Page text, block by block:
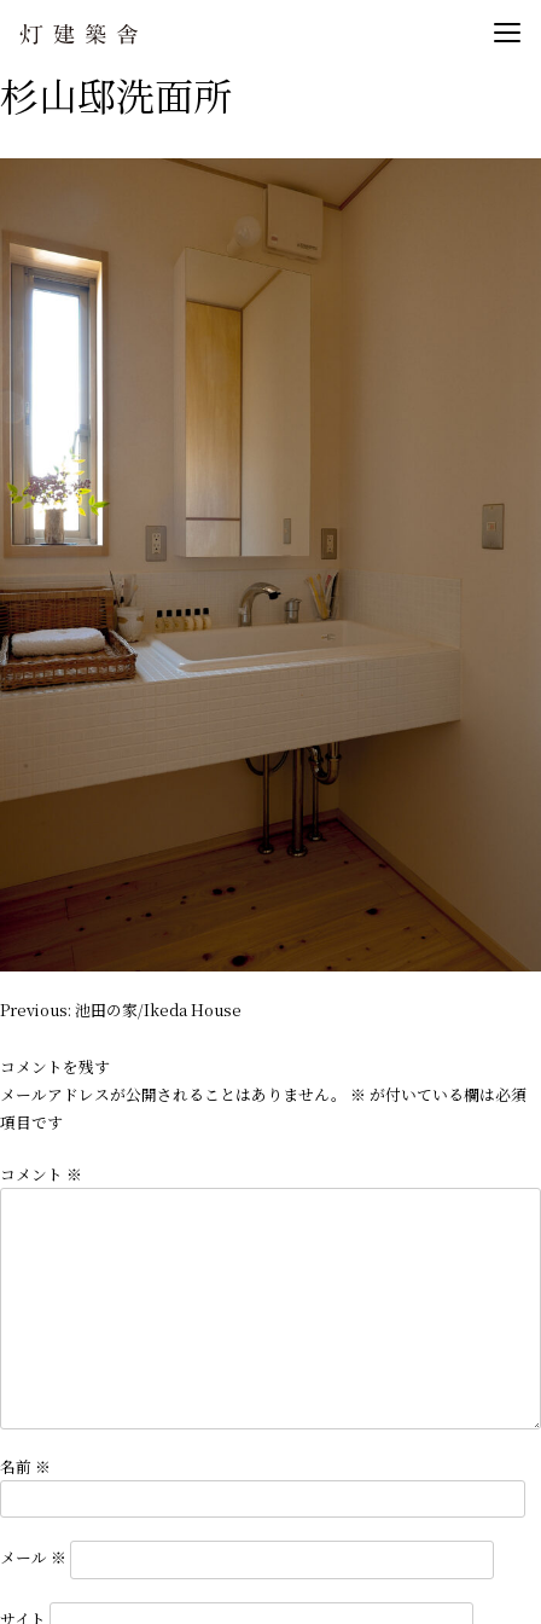
杉山邸洗面所
投
ナ
ビ
ゲ
シ
Previous: 池田の家/Ikeda House
コメントを残す
メールアドレスが公開されることはありません。
※ が付いている欄は必須
項目です
コメント ※
名前 ※
メール ※
サイト